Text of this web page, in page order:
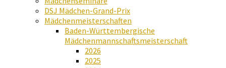
DSJ Mädchen-Grand-Prix
Mädchenmeisterschaften
Baden-Württembergische
Mädchenmannschaftsmeisterschaft
2026
2025